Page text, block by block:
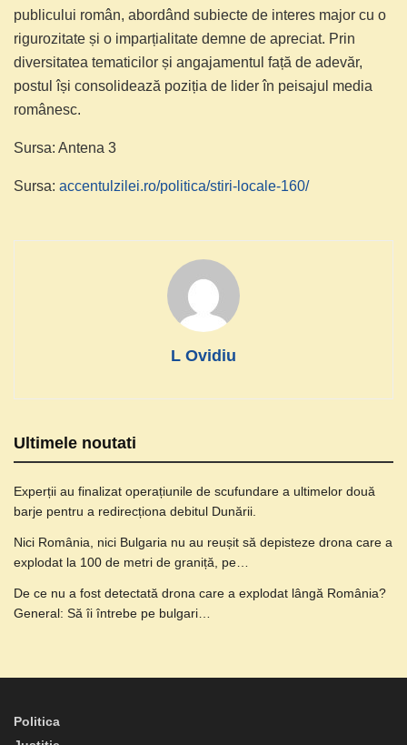
publicului român, abordând subiecte de interes major cu o
rigurozitate și o imparțialitate demne de apreciat. Prin
diversitatea tematicilor și angajamentul față de adevăr,
postul își consolidează poziția de lider în peisajul media
românesc.
Sursa: Antena 3
Sursa: accentulzilei.ro/politica/stiri-locale-160/
L Ovidiu
Ultimele noutati
Experții au finalizat operațiunile de scufundare a ultimelor două
barje pentru a redirecționa debitul Dunării.
Nici România, nici Bulgaria nu au reușit să depisteze drona care a
explodat la 100 de metri de graniță, pe…
De ce nu a fost detectată drona care a explodat lângă România?
General: Să îi întrebe pe bulgari…
Politica